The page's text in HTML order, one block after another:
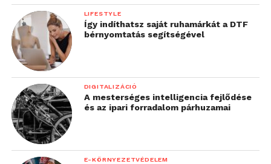
LIFESTYLE
Így indíthatsz saját ruhamárkát a DTF
bérnyomtatás segítségével
DIGITALIZÁCIÓ
A mesterséges intelligencia fejlődése
és az ipari forradalom párhuzamai
E-KÖRNYEZETVÉDELEM